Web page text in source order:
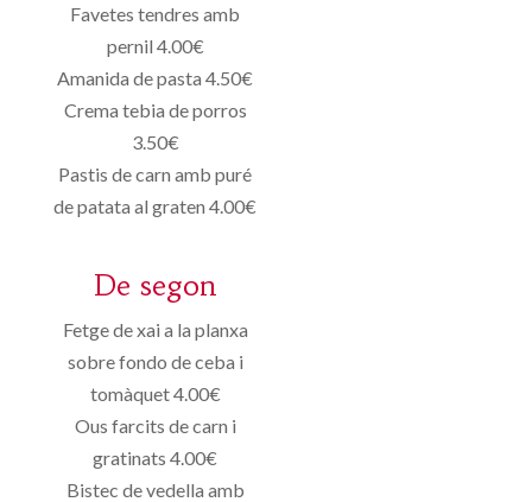
Favetes tendres amb
pernil 4.00€
Amanida de pasta 4.50€
Crema tebia de porros
3.50€
Pastis de carn amb puré
de patata al graten 4.00€
De segon
Fetge de xai a la planxa
sobre fondo de ceba i
tomàquet 4.00€
Ous farcits de carn i
gratinats 4.00€
Bistec de vedella amb